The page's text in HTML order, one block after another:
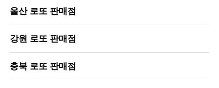
울산 로또 판매점
강원 로또 판매점
충북 로또 판매점